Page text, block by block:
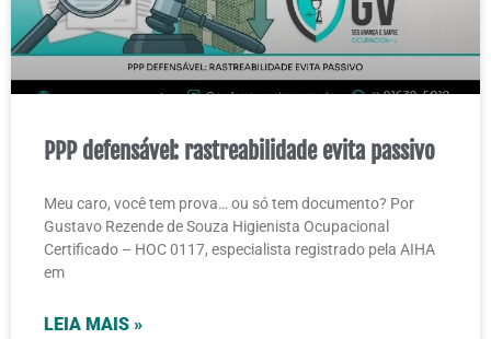
PPP defensável: rastreabilidade evita passivo
Meu caro, você tem prova… ou só tem documento? Por
Gustavo Rezende de Souza Higienista Ocupacional
Certificado – HOC 0117, especialista registrado pela AIHA
em
LEIA MAIS »